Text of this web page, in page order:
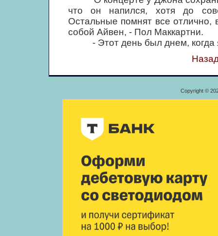
что он напился, хотя до
Остальные помнят все отлично,
собой Айвен, - Пол Маккартни.
- Этот день был днем, когда я
Copyright ©